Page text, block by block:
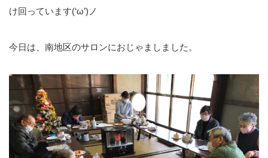
け回っています(‘ω’)ノ
今日は、南地区のサロンにおじゃましました。